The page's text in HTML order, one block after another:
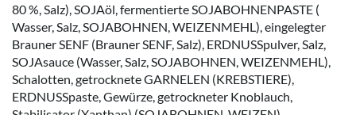
80 %, Salz), SOJAöl, fermentierte SOJABOHNENPASTE (
Wasser, Salz, SOJABOHNEN, WEIZENMEHL), eingelegter
Brauner SENF (Brauner SENF, Salz), ERDNUSSpulver, Salz,
SOJAsauce (Wasser, Salz, SOJABOHNEN, WEIZENMEHL),
Schalotten, getrocknete GARNELEN (KREBSTIERE),
ERDNUSSpaste, Gewürze, getrockneter Knoblauch,